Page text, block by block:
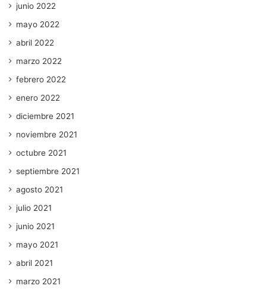
junio 2022
mayo 2022
abril 2022
marzo 2022
febrero 2022
enero 2022
diciembre 2021
noviembre 2021
octubre 2021
septiembre 2021
agosto 2021
julio 2021
junio 2021
mayo 2021
abril 2021
marzo 2021